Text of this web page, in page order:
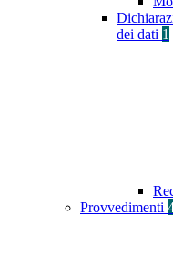
dei dati 1
Provvedimenti